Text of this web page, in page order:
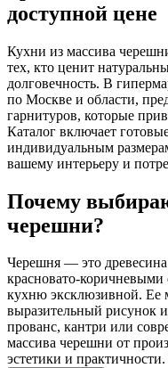
доступной цене
Кухни из массива
тех, кто ценит
долговечность. В
по Москве и области,
гарнитуров, которые
Каталог включает
индивидуальным
вашему интерьеру и
Почему
черешни?
Черешня — это
красновато-
кухню эксклюзивной. Ее
выразительный рисунок
прованс, кантри или
массива черешни от
эстетики и